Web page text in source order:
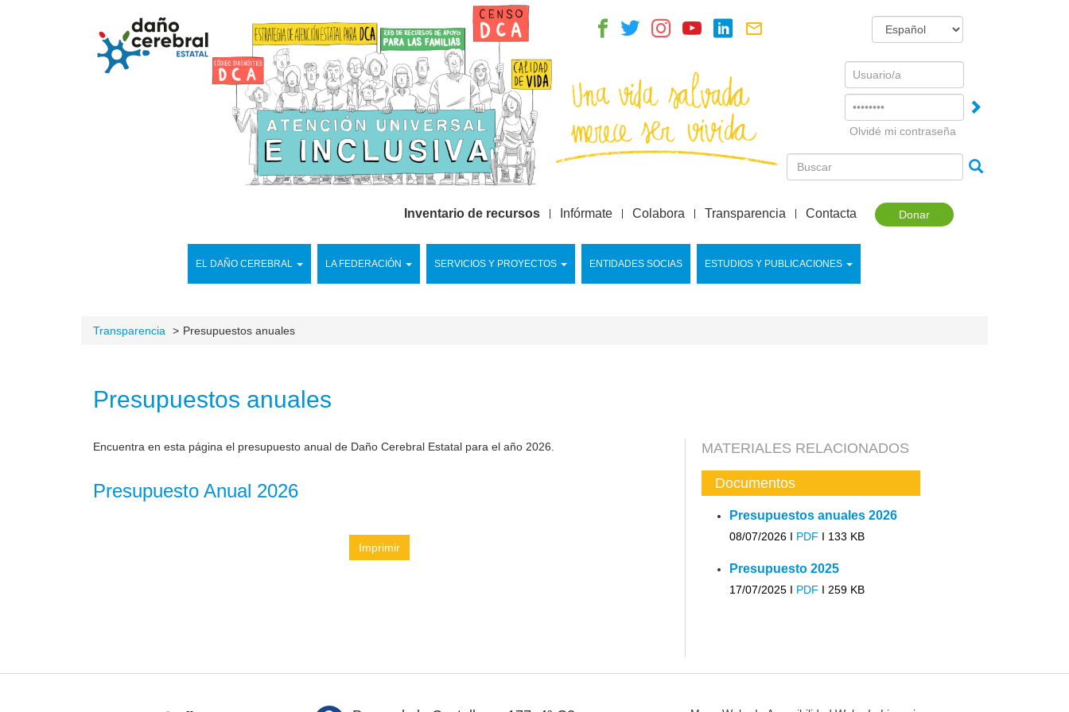
Username
Olvidé mi contraseña
Donar
EL DAÑO CEREBRAL LA FEDERACIÓN SERVICIOS Y PROYECTOS ENTIDADES SOCIAS ESTUDIOS Y PUBLICACIONES
Inventario de recursos Infórmate Colabora Transparencia Contacta
Transparencia Presupuestos anuales
Presupuestos anuales
Encuentra en esta página el presupuesto anual de Daño Cerebral Estatal para el año 2026.
Presupuesto Anual 2026
Imprimir
MATERIALES RELACIONADOS
Documentos
Presupuestos anuales 2026
08/07/2026 I PDF I 133 KB
Presupuesto 2025
17/07/2025 I PDF I 259 KB